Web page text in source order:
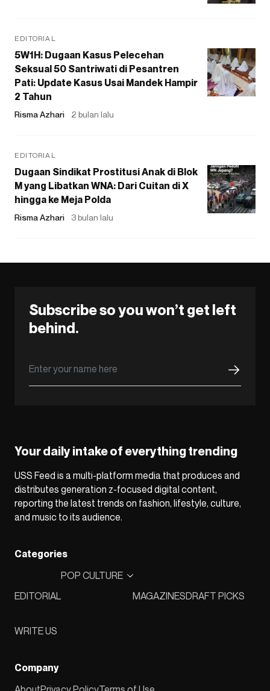
EDITORIAL
5W1H: Dugaan Kasus Pelecehan
Seksual 50 Santriwati di Pesantren
Pati: Update Kasus Usai Mandek Hampir
2 Tahun
Risma Azhari 2 bulan lalu
EDITORIAL
Dugaan Sindikat Prostitusi Anak di Blok
M yang Libatkan WNA: Dari Cuitan di X
hingga ke Meja Polda
Risma Azhari 3 bulan lalu
Subscribe so you won’t get left
behind.
Your daily intake of everything trending
USS Feed is a multi-platform media that produces and
distributes generation z-focused digital content,
reporting the latest trends on fashion, lifestyle, culture,
and music to its audience.
Categories
EDITORIAL
POP CULTURE
MAGAZINESDRAFT PICKS
WRITE US
Company